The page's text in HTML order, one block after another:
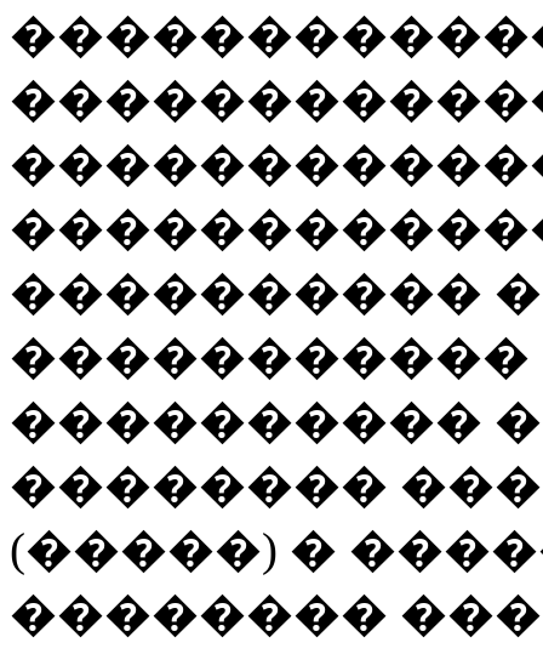
����������
�����������
����������
��������
(�����) �
��������